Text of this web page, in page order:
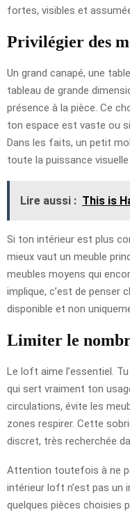
fortes, visibles et
Privilégier des
Un grand canapé, une
tableau de grande
présence à la pièce. Ce
ton espace est vaste ou
Dans les faits, un petit
toute la puissance
Lire aussi : This is
Si ton intérieur est plus
mieux vaut un meuble
meubles moyens qui
implique, c’est de penser
disponible et non
Limiter le
Le loft aime l’essentiel.
qui sert vraiment ton
circulations, évite les
zones respirer. Cette
discret, très recherchée
Attention toutefois à ne
intérieur loft n’est pas un
quelques pièces choisies